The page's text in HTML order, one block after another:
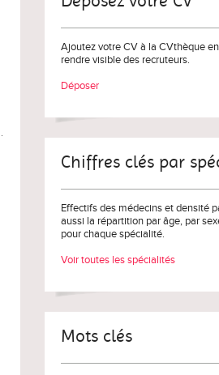
Ajoutez votre CV à la CVthèque
rendre visible des recruteurs.
Déposer
Chiffres clés par
Effectifs des médecins et densité
aussi la répartition par âge, par
pour chaque spécialité.
Voir toutes les spécialités
Mots clés